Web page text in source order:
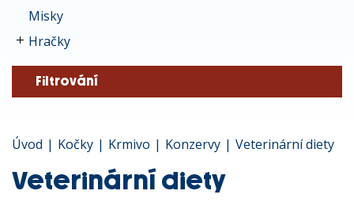
Misky
Hračky
Filtrování
Úvod | Kočky | Krmivo | Konzervy | Veterinární diety
Veterinární diety